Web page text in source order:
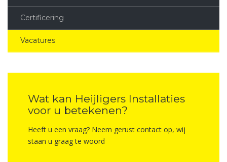
Certificering
Vacatures
Wat kan Heijligers Installaties
voor u betekenen?
Heeft u een vraag? Neem gerust contact op, wij
staan u graag te woord